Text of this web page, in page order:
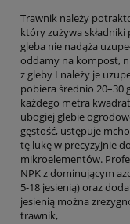
Trawnik należy
który zużywa
gleba nie nadąża
oddamy na kompost,
z gleby I należy je
pobiera średnio 20–30
każdego metra
ubogiej glebie
gęstość, ustępuje
tę lukę w precyzyjnie
mikroelementów.
NPK z dominującym
5-18 jesienią) oraz
jesienią można
trawnik,